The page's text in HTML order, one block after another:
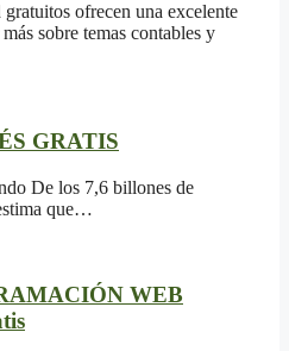
ofrecen una excelente
sobre temas contables y
GRATIS
De los 7,6 billones de
que…
WEB